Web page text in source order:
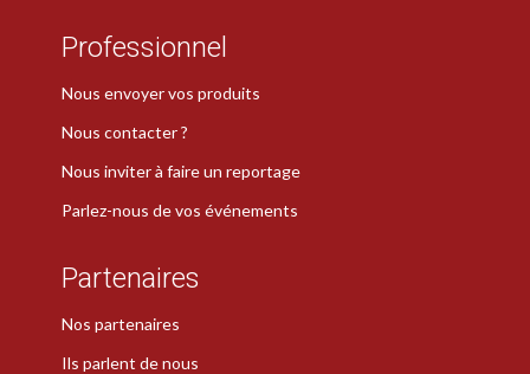
Professionnel
Nous envoyer vos produits
Nous contacter ?
Nous inviter à faire un reportage
Parlez-nous de vos événements
Partenaires
Nos partenaires
Ils parlent de nous